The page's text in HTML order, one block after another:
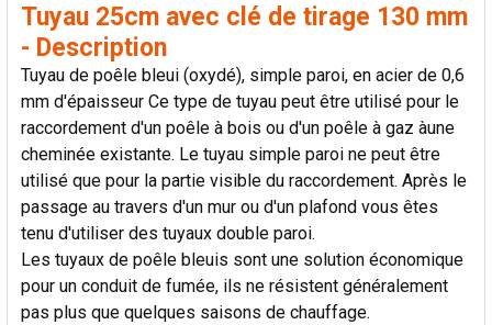
TOUT
SÉLECTIONNER
AJOUTER
LA
SÉLECTION
AU PANIER
Tuyau 25cm avec clé de tirage 130 mm
- Description
Tuyau de poêle bleui (oxydé), simple paroi, en acier de 0,6
mm d'épaisseur Ce type de tuyau peut être utilisé pour le
raccordement d'un poêle à bois ou d'un poêle à gaz àune
cheminée existante. Le tuyau simple paroi ne peut être
utilisé que pour la partie visible du raccordement. Après le
passage au travers d'un mur ou d'un plafond vous êtes
tenu d'utiliser des tuyaux double paroi.
Les tuyaux de poêle bleuis sont une solution économique
pour un conduit de fumée, ils ne résistent généralement
pas plus que quelques saisons de chauffage.